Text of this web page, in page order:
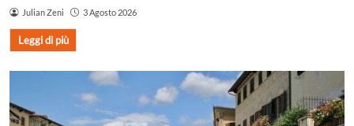
Julian Zeni 3 Agosto 2026
Leggi di più